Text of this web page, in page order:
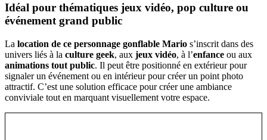
Idéal pour thématiques jeux vidéo, pop culture ou
événement grand public
La location de ce personnage gonflable Mario s’inscrit dans des
univers liés à la culture geek, aux jeux vidéo, à l’enfance ou aux
animations tout public. Il peut être positionné en extérieur pour
signaler un événement ou en intérieur pour créer un point photo
attractif. C’est une solution efficace pour créer une ambiance
conviviale tout en marquant visuellement votre espace.